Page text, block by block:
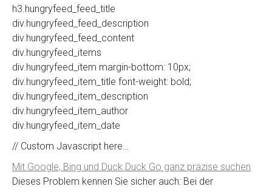
h3.hungryfeed_feed_title
div.hungryfeed_feed_description
div.hungryfeed_feed_content
div.hungryfeed_items
div.hungryfeed_item margin-bottom: 10px;
div.hungryfeed_item_title font-weight: bold;
div.hungryfeed_item_description
div.hungryfeed_item_author
div.hungryfeed_item_date
// Custom Javascript here…
Mit Google, Bing und Duck Duck Go ganz präzise suchen
Dieses Problem kennen Sie sicher auch: Bei der